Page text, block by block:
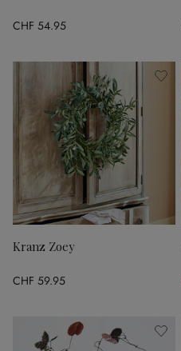
CHF 54.95
Kranz Zoey
CHF 59.95